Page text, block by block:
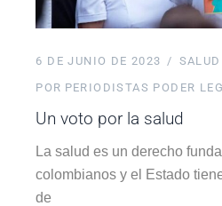
6 DE JUNIO DE 2023
SALUD
POR PERIODISTAS PODER
Un voto por la salud
La salud es un derecho
colombianos y el Estado
de